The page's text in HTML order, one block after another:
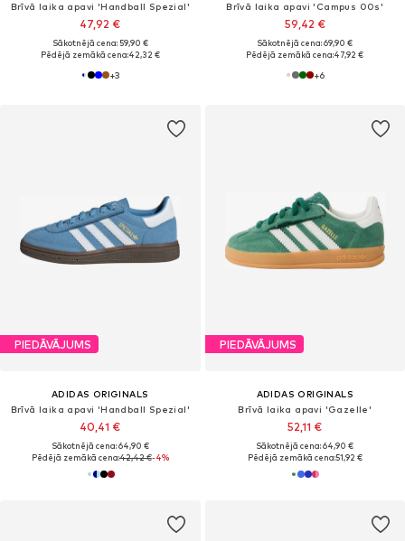
Brīvā laika apavi 'Handball Spezial'
47,92 €
Sākotnējā cena: 59,90 €
Pēdējā zemākā cena:42,32 €
+3
Brīvā laika apavi 'Campus 00s'
59,42 €
Sākotnējā cena: 69,90 €
Pēdējā zemākā cena:47,92 €
+6
PIEDĀVĀJUMS
ADIDAS ORIGINALS
Brīvā laika apavi 'Handball Spezial'
40,41 €
Sākotnējā cena: 64,90 €
Pēdējā zemākā cena:42,42 €-4%
PIEDĀVĀJUMS
ADIDAS ORIGINALS
Brīvā laika apavi 'Gazelle'
52,11 €
Sākotnējā cena: 64,90 €
Pēdējā zemākā cena:51,92 €